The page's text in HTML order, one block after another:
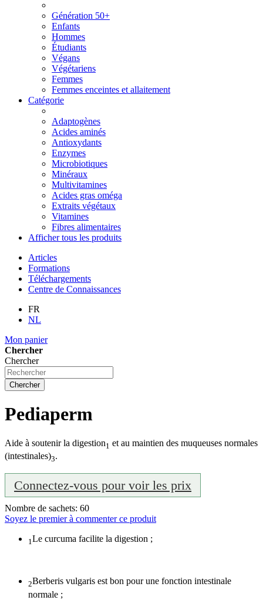
Génération 50+
Enfants
Hommes
Étudiants
Végans
Végétariens
Femmes
Femmes enceintes et allaitement
Catégorie
Adaptogènes
Acides aminés
Antioxydants
Enzymes
Microbiotiques
Minéraux
Multivitamines
Acides gras oméga
Extraits végétaux
Vitamines
Fibres alimentaires
Afficher tous les produits
Articles
Formations
Téléchargements
Centre de Connaissances
FR
NL
Mon panier
Chercher
Chercher
Chercher
Pediaperm
Aide à soutenir la digestion1 et au maintien des muqueuses normales
(intestinales)3.
Connectez-vous pour voir les prix
Nombre de sachets: 60
Soyez le premier à commenter ce produit
1Le curcuma facilite la digestion ;
2Berberis vulgaris est bon pour une fonction intestinale
normale ;